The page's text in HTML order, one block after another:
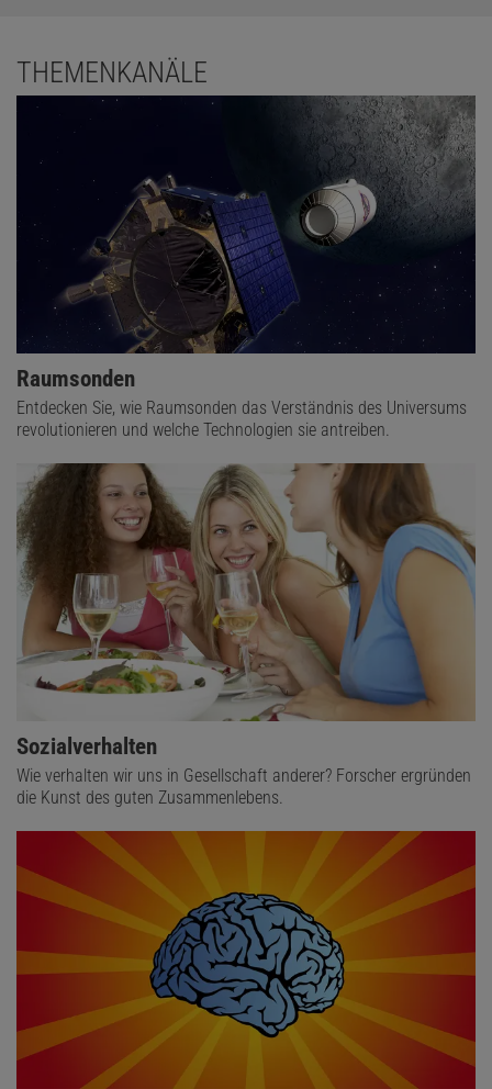
THEMENKANÄLE
Raumsonden
Entdecken Sie, wie Raumsonden das Verständnis des Universums
revolutionieren und welche Technologien sie antreiben.
Sozialverhalten
Wie verhalten wir uns in Gesellschaft anderer? Forscher ergründen
die Kunst des guten Zusammenlebens.